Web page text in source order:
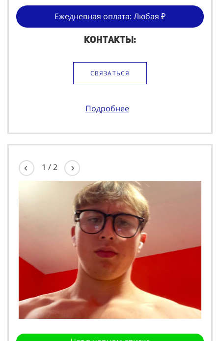
Ежедневная оплата: Любая ₽
Контакты:
СВЯЗАТЬСЯ
Подробнее
1 /2